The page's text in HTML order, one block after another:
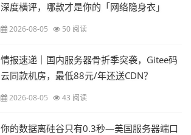
深度横评，哪款才是你的「网络隐身衣」
2026-08-05 50 阅读
情报速递｜国内服务器骨折季突袭，Gitee码
云同款机房，最低88元/年还送CDN？
2026-08-05 43 阅读
你的数据离硅谷只有0.3秒—美国服务器端口